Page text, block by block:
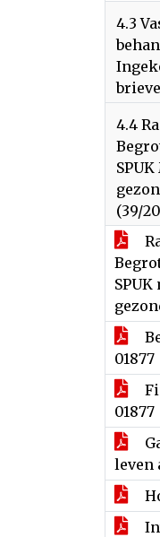
4.3
4.4
(39/
01877
01877
leven